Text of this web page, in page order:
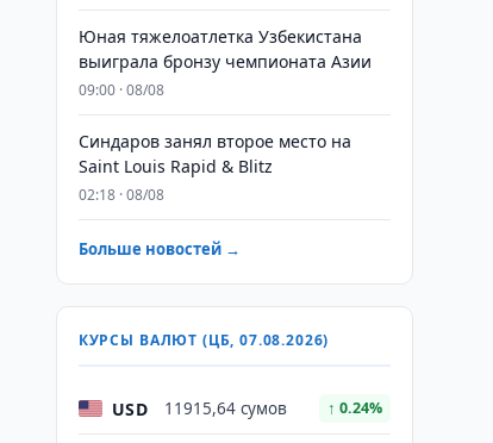
Юная тяжелоатлетка Узбекистана
выиграла бронзу чемпионата Азии
09:00 · 08/08
Синдаров занял второе место на
Saint Louis Rapid & Blitz
02:18 · 08/08
Больше новостей →
КУРСЫ ВАЛЮТ (ЦБ, 07.08.2026)
USD 11915,64 сумов ↑ 0.24%